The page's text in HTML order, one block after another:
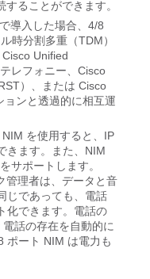
ることができます。
導入した場合、4/8
時分割多重（TDM）
Unified
レフォニー、Cisco
）、または Cisco
ンと透過的に相互運
を使用すると、IP
きます。また、NIM
サポートします。
管理者は、データと音
じであっても、電話
化できます。電話の
話の存在を自動的に
ポート NIM は電力も